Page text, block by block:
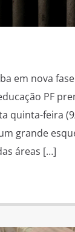
em nova
PF
quinta-feira
grande
áreas […]